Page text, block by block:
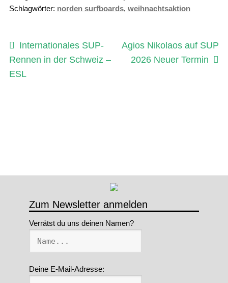
Zum Newsletter anmelden
Verrätst du uns deinen Namen?
Deine E-Mail-Adresse:
b
M
e
n
Schlagwörter: norden surfboards, weihnachtsaktion
Beitragsnavigation
Vorheriger
Beitrag:
Internationales SUP-
Rennen in der Schweiz –
ESL
Nächster
Beitrag:
Agios Nikolaos auf SUP
2026 Neuer Termin